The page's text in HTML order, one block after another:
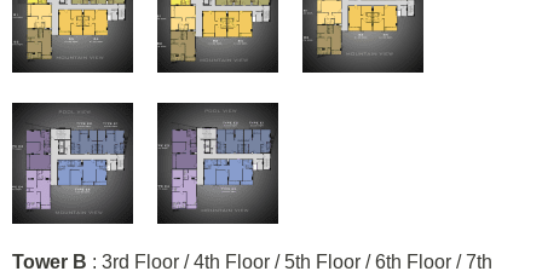
Tower B : 3rd Floor / 4th Floor / 5th Floor / 6th Floor / 7th